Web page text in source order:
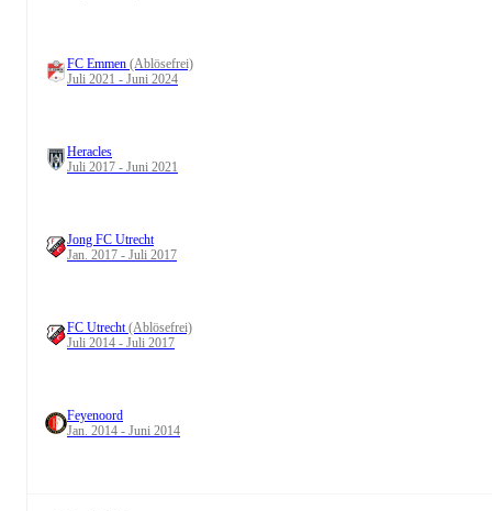
FC Emmen (Ablösefrei)
Juli 2021 - Juni 2024
Heracles
Juli 2017 - Juni 2021
Jong FC Utrecht
Jan. 2017 - Juli 2017
FC Utrecht(Ablösefrei)
Juli 2014 - Juli 2017
Feyenoord
Jan. 2014 - Juni 2014